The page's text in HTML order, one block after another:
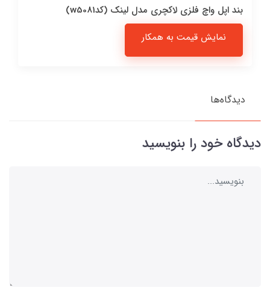
بند اپل واچ فلزی لاکچری مدل لینک (کدw5081)
نمایش قیمت به همکار
دیدگاه‌ها
دیدگاه خود را بنویسید